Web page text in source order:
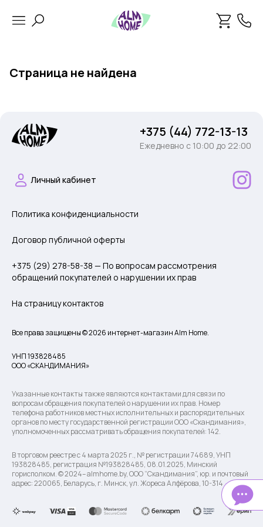
Страница не найдена
+375 (44) 772-13-13
Ежедневно c 10:00 до 22:00
Личный кабинет
Политика конфиденциальности
Договор публичной оферты
+375 (29) 278-58-38 — По вопросам рассмотрения
обращений покупателей о нарушении их прав
На страницу контактов
Все права защищены © 2026 интернет-магазин Alm Home.
УНП 193828485
ООО «СКАНДИМАНИЯ»
Указанные контакты также являются контактами для связи по
вопросам обращения покупателей о нарушении их прав. Номер
телефона работников местных исполнительных и распорядительных
органов по месту государственной регистрации ООО «Скандимания»,
уполномоченных рассматривать обращения покупателей: 142.
В торговом реестре с 4 марта 2025 г., № регистрации 74689, УНП
193828485, регистрация №193828485, 08.01.2025, Минский
горисполком. © 2024– almhome.by, ООО “Скандимания”, юр. и почтовый
адрес: 220065, Беларусь, г. Минск, ул. Жореса Алфёрова, 10-314